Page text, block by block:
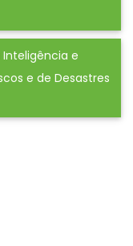
e
e de Desastres